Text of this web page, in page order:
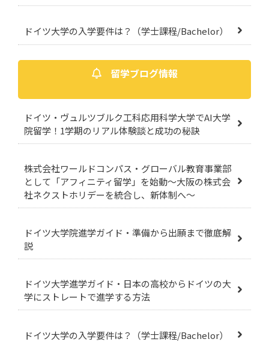
ドイツ大学の入学要件は？（学士課程/Bachelor）
留学ブログ情報
ドイツ・ヴュルツブルク工科応用科学大学でAI大学
院留学！1学期のリアル体験談と成功の秘訣
株式会社ワールドコンパス・グローバル教育事業部
として「アフィニティ留学」を始動～大阪の株式会
社ネクストホリデーを統合し、新体制へ～
ドイツ大学院進学ガイド・準備から出願まで徹底解
説
ドイツ大学進学ガイド・日本の高校からドイツの大
学にストレートで進学する方法
ドイツ大学の入学要件は？（学士課程/Bachelor）